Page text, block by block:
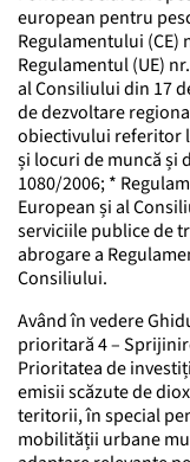
european pentru
Regulamentului (CE)
Regulamentul (UE)
al Consiliului din 17
de dezvoltare
obiectivului referitor
și locuri de muncă și
1080/2006; *
European și al
serviciile publice de
abrogare a
Consiliului.
Având în vedere
prioritară 4 –
Prioritatea de
emisii scăzute de
teritorii, în special
mobilității urbane